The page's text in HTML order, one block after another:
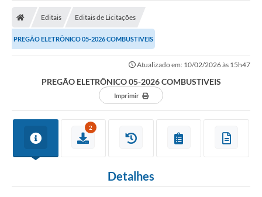
Editais Editais de Licitações
PREGÃO ELETRÔNICO 05-2026 COMBUSTIVEIS
Atualizado em: 10/02/2026 às 15h47
PREGÃO ELETRÔNICO 05-2026 COMBUSTIVEIS
Imprimir
2
Detalhes